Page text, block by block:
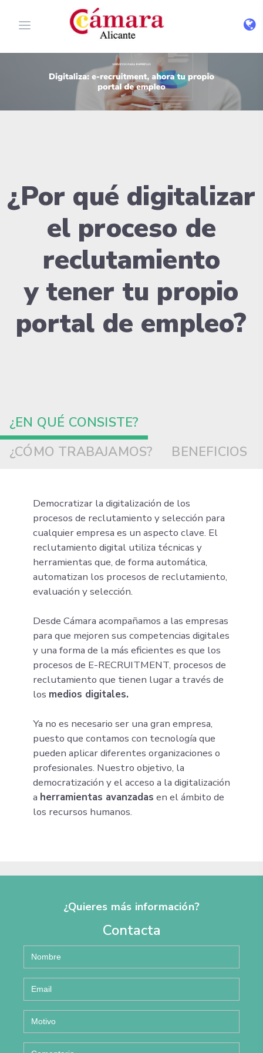
¿Por qué digitalizar
el proceso de
reclutamiento
y tener tu propio
portal de empleo?
¿EN QUÉ CONSISTE?
¿CÓMO TRABAJAMOS?
BENEFICIOS
Democratizar la digitalización de los
procesos de reclutamiento y selección para
cualquier empresa es un aspecto clave. El
reclutamiento digital utiliza técnicas y
herramientas que, de forma automática,
automatizan los procesos de reclutamiento,
evaluación y selección.
Desde Cámara acompañamos a las empresas
para que mejoren sus competencias digitales
y una forma de la más eficientes es que los
procesos de E-RECRUITMENT, procesos de
reclutamiento que tienen lugar a través de
los medios digitales.
Ya no es necesario ser una gran empresa,
puesto que contamos con tecnología que
pueden aplicar diferentes organizaciones o
profesionales. Nuestro objetivo, la
democratización y el acceso a la digitalización
a herramientas avanzadas en el ámbito de
los recursos humanos.
¿Quieres más información?
Contacta